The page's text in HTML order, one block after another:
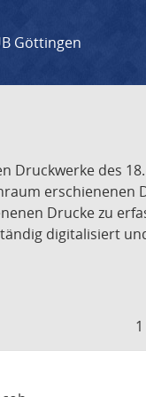
Göttingen
Druckwerke des
erschienenen
Drucke zu
digitalisiert